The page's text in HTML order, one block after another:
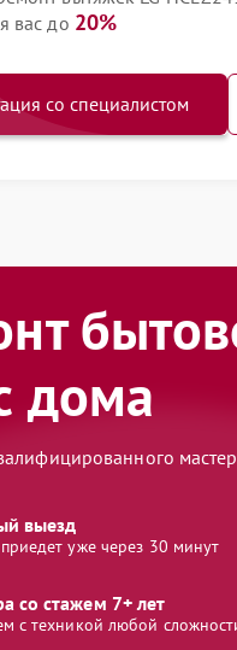
вас до 20%
со специалистом
дома
выезд
уже через 30 минут
со стажем 7+ лет
с техникой любой